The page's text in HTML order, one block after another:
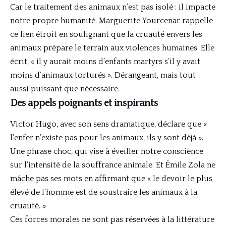
Car le traitement des animaux n’est pas isolé : il impacte
notre propre humanité. Marguerite Yourcenar rappelle
ce lien étroit en soulignant que la cruauté envers les
animaux prépare le terrain aux violences humaines. Elle
écrit, « il y aurait moins d’enfants martyrs s’il y avait
moins d’animaux torturés ». Dérangeant, mais tout
aussi puissant que nécessaire.
Des appels poignants et inspirants
Victor Hugo, avec son sens dramatique, déclare que «
l’enfer n’existe pas pour les animaux, ils y sont déjà ».
Une phrase choc, qui vise à éveiller notre conscience
sur l’intensité de la souffrance animale. Et Émile Zola ne
mâche pas ses mots en affirmant que « le devoir le plus
élevé de l’homme est de soustraire les animaux à la
cruauté. »
Ces forces morales ne sont pas réservées à la littérature